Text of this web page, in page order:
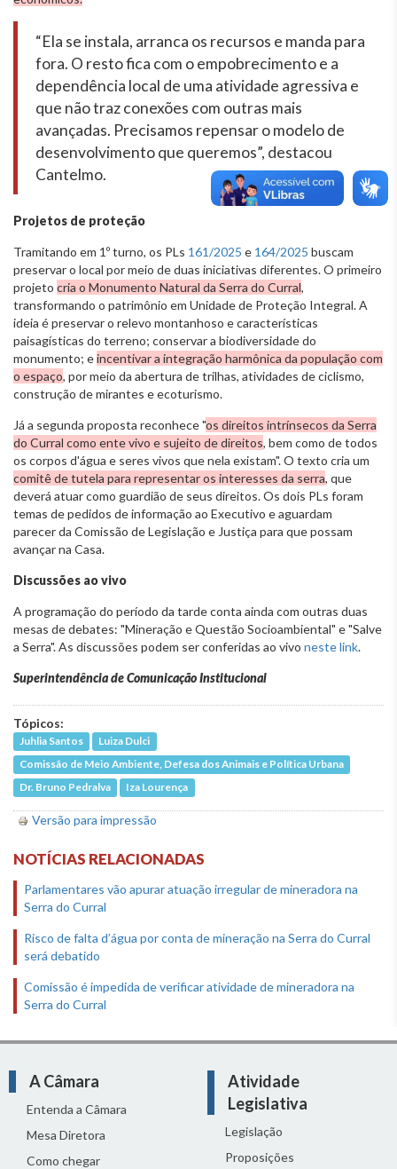
“Ela se instala, arranca os recursos e manda para
fora. O resto fica com o empobrecimento e a
dependência local de uma atividade agressiva e
que não traz conexões com outras mais
avançadas. Precisamos repensar o modelo de
desenvolvimento que queremos”, destacou
Cantelmo.
Projetos de proteção
Tramitando em 1º turno, os PLs 161/2025 e 164/2025 buscam
preservar o local por meio de duas iniciativas diferentes. O primeiro
projeto cria o Monumento Natural da Serra do Curral,
transformando o patrimônio em Unidade de Proteção Integral. A
ideia é preservar o relevo montanhoso e características
paisagísticas do terreno; conservar a biodiversidade do
monumento; eincentivar a integração harmônica da população com
o espaço, por meio da abertura de trilhas, atividades de ciclismo,
construção de mirantes e ecoturismo.
Já a segunda proposta reconhece "os direitos intrínsecos da Serra
do Curral como ente vivo e sujeito de direitos, bem como de todos
os corpos d'água e seres vivos que nela existam". O texto cria um
comitê de tutela para representar os interesses da serra, que
deverá atuar como guardião de seus direitos. Os dois PLs foram
temas de pedidos de informação ao Executivo e aguardam
parecer da Comissão de Legislação e Justiça para que possam
avançar na Casa.
Discussões ao vivo
A programação do período da tarde conta ainda com outras duas
mesas de debates: "Mineração e Questão Socioambiental" e "Salve
a Serra". As discussões podem ser conferidas ao vivo neste link.
Superintendência de Comunicação Institucional
Tópicos:
Juhlia Santos
Luiza Dulci
Comissão de Meio Ambiente, Defesa dos Animais e Política Urbana
Dr. Bruno Pedralva
Iza Lourença
Versão para impressão
NOTÍCIAS RELACIONADAS
Parlamentares vão apurar atuação irregular de mineradora na
Serra do Curral
Risco de falta d’água por conta de mineração na Serra do Curral
será debatido
Comissão é impedida de verificar atividade de mineradora na
Serra do Curral
A Câmara
Entenda a Câmara
Mesa Diretora
Como chegar
Atividade
Legislativa
Legislação
Proposições